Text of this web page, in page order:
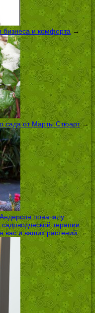
и комфорта →
сада от Марты Стюарт→
поначалу
терапии
вас и ваших растений→